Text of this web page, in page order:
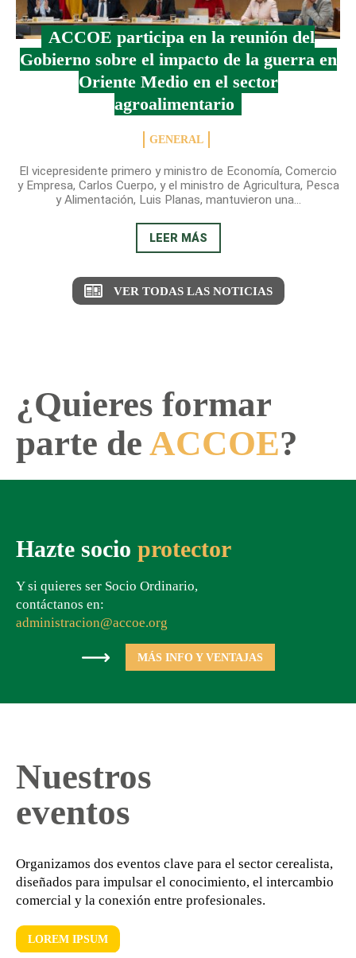
ACCOE participa en la reunión del
Gobierno sobre el impacto de la guerra en
Oriente Medio en el sector
agroalimentario
GENERAL
El vicepresidente primero y ministro de Economía, Comercio
y Empresa, Carlos Cuerpo, y el ministro de Agricultura, Pesca
y Alimentación, Luis Planas, mantuvieron una...
LEER MÁS
VER TODAS LAS NOTICIAS
¿Quieres formar
parte de ACCOE?
Hazte socio protector
Y si quieres ser Socio Ordinario,
contáctanos en:
administracion@accoe.org
MÁS INFO Y VENTAJAS
Nuestros
eventos
Organizamos dos eventos clave para el sector cerealista,
diseñados para impulsar el conocimiento, el intercambio
comercial y la conexión entre profesionales.
LOREM IPSUM